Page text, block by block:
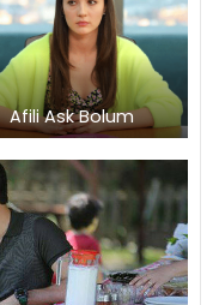
Afili Ask Bolum